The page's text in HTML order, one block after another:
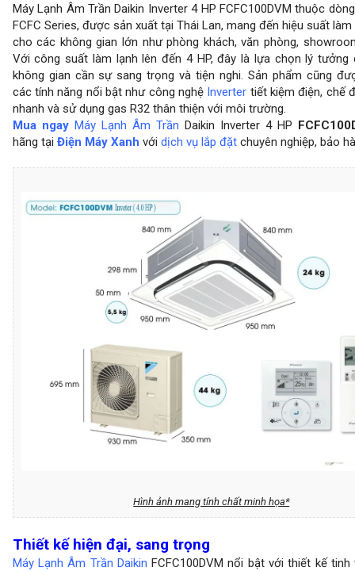
Máy Lạnh Âm Trần Daikin Inverter 4 HP FCFC100DVM thuộc
FCFC Series, được sản xuất tại Thái Lan, mang đến hiệu suất
cho các không gian lớn như phòng khách, văn phòng,
Với công suất làm lạnh lên đến 4 HP, đây là lựa chọn lý tưởng
không gian cần sự sang trọng và tiện nghi. Sản phẩm cũng
các tính năng nổi bật như công nghệ Inverter tiết kiệm điện, chế
nhanh và sử dụng gas R32 thân thiện với môi trường.
Mua ngay Máy Lạnh Âm Trần Daikin Inverter 4 HP
hãng tại Điện Máy Xanh với dịch vụ lắp đặtchuyên nghiệp, bảo
Hình ảnh mang tính chất minh họa*
Thiết kế hiện đại, sang trọng
Máy Lạnh Âm Trần Daikin FCFC100DVM nổi bật với thiết kế